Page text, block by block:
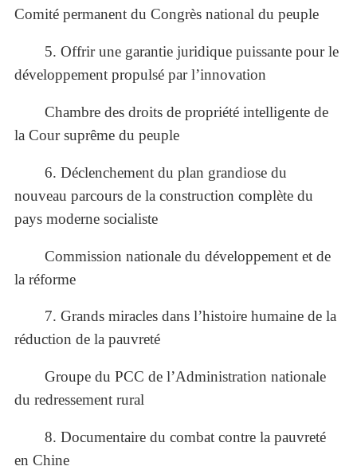
Comité permanent du Congrès national du peuple
5. Offrir une garantie juridique puissante pour le
développement propulsé par l’innovation
Chambre des droits de propriété intelligente de
la Cour suprême du peuple
6. Déclenchement du plan grandiose du
nouveau parcours de la construction complète du
pays moderne socialiste
Commission nationale du développement et de
la réforme
7. Grands miracles dans l’histoire humaine de la
réduction de la pauvreté
Groupe du PCC de l’Administration nationale
du redressement rural
8. Documentaire du combat contre la pauvreté
en Chine